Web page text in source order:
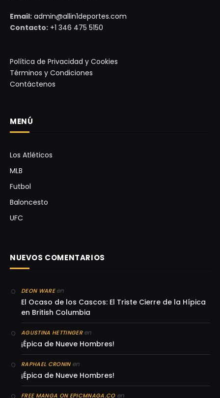
Email: admin@allin1deportes.com
Contacto: +1 346 475 5150
Política de Privacidad y Cookies
Términos y Condiciones
Contáctenos
MENÚ
Los Atléticos
MLB
Futbol
Baloncesto
UFC
NUEVOS COMENTARIOS
DEON WAREen
El Ocaso de los Cascos: El Triste Cierre de la Hípica
en British Columbia
AGUSTINA HETTINGERen
¡Épica de Nueve Hombres!
RAPHAEL CRONINen
¡Épica de Nueve Hombres!
FREE MANGA ON EPICMNAGA.COen